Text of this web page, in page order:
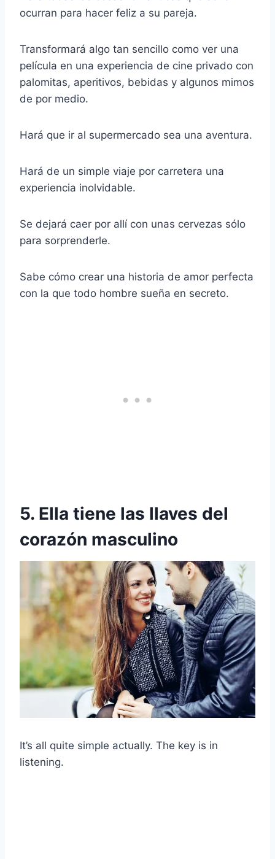
ocurran para hacer feliz a su pareja.
Transformará algo tan sencillo como ver una
película en una experiencia de cine privado con
palomitas, aperitivos, bebidas y algunos mimos
de por medio.
Hará que ir al supermercado sea una aventura.
Hará de un simple viaje por carretera una
experiencia inolvidable.
Se dejará caer por allí con unas cervezas sólo
para sorprenderle.
Sabe cómo crear una historia de amor perfecta
con la que todo hombre sueña en secreto.
5. Ella tiene las llaves del
corazón masculino
It’s all quite simple actually. The key is in
listening.